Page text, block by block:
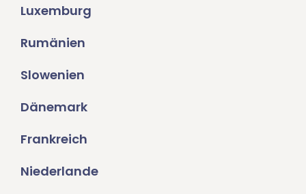
Luxemburg
Rumänien
Slowenien
Dänemark
Frankreich
Niederlande